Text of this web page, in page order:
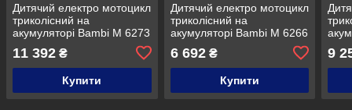
Дитячий електро мотоцикл
триколісний на
акумуляторі Bambi M 6273
Червоний
11 392 ₴
Купити
Дитячий електро мотоцикл
триколісний на
акумуляторі Bambi M 6266
Червоний
6 692₴
Купити
9